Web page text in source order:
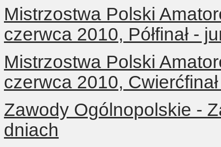
Mistrzostwa Polski
czerwca 2010, Półfinał -
Mistrzostwa Polski
czerwca 2010,
Zawody Ogólnopolskie -
dniach